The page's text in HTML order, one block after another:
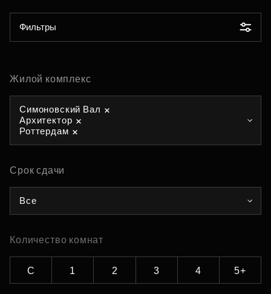
Фильтры
Жилой комплекс
Симоновский Вал
Архитектор
Роттердам
Срок сдачи
Все
Количество комнат
С 1 2 3 4 5+